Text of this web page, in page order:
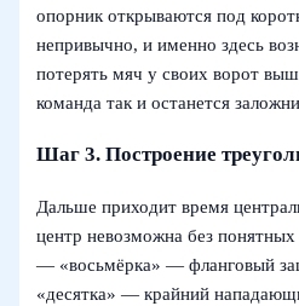
опорник открываются под
непривычно, и именно здесь
потерять мяч у своих ворот
команда так и останется
Шаг 3. Построение
Дальше приходит время
центр невозможна без
— «восьмёрка» — фланговый
«десятка» — крайний